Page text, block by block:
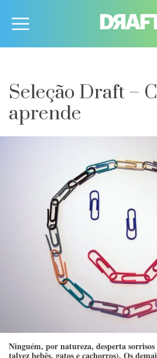
Seleção Draft –
aprende
Ninguém, por natureza, desperta sorrisos
talvez bebês, gatos e cachorros). Os